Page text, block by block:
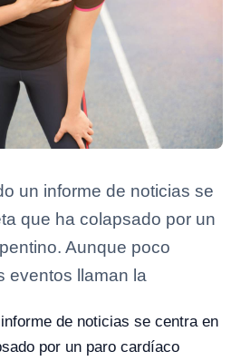
un informe de noticias se
que ha colapsado por un
Aunque poco
eventos llaman la
de noticias se centra en
por un paro cardíaco